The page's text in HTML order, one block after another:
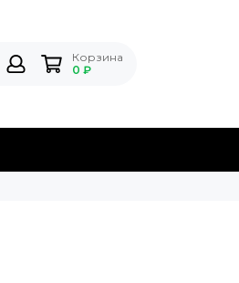
Корзина
0 ₽